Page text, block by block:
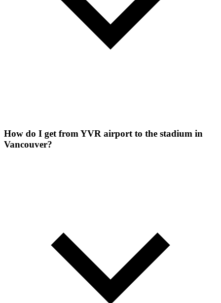
How do I get from YVR airport to the stadium in
Vancouver?